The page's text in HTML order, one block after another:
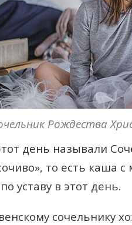
Рождества
день называли
то есть каша
уставу в этот день.
сочельнику